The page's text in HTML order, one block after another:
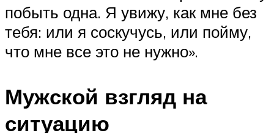
побыть одна. Я увижу, как мне без
тебя: или я соскучусь, или пойму,
что мне все это не нужно».
Мужской взгляд на
ситуацию